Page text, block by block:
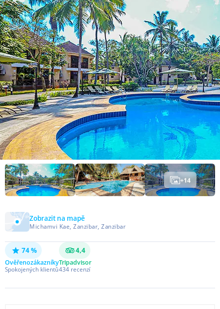
+14
Zobrazit na mapě
Michamvi Kae, Zanzibar, Zanzibar
74 %
Ověřenozákazníky
Spokojených klientů
4,4
Tripadvisor
434 recenzí